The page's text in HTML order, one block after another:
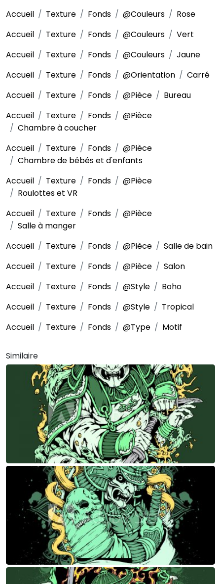
Accueil
Texture Fonds @Couleurs
Rose
Accueil
Texture Fonds @Couleurs
Vert
Accueil
Texture Fonds @Couleurs
Jaune
Accueil
Texture Fonds @Orientation
Carré
Accueil
Texture Fonds @Pièce
Bureau
Accueil
Texture Fonds
@Pièce
Chambre à coucher
Accueil
Texture Fonds
@Pièce
Chambre de bébés et d'enfants
Accueil
Texture Fonds
@Pièce
Roulottes et VR
Accueil
Texture Fonds
@Pièce
Salle à manger
Accueil
Texture Fonds @Pièce
Salle de bain
Accueil
Texture Fonds @Pièce
Salon
Accueil
Texture Fonds @Style
Boho
Accueil
Texture Fonds @Style
Tropical
Accueil
Texture Fonds @Type Motif
Similaire